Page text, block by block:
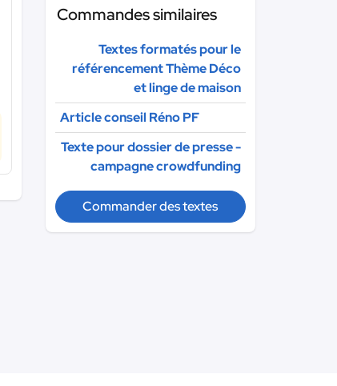
Commandes similaires
Textes formatés pour le
référencement Thème Déco
et linge de maison
Article conseil Réno PF
Texte pour dossier de presse -
campagne crowdfunding
Commander des textes